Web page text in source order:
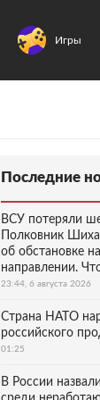
Игры
Последние
ВСУ потеряли
Полковник
об обстановке
направлении.
23:44, 6 августа 2026
Страна НАТО
российского
01:25
В России